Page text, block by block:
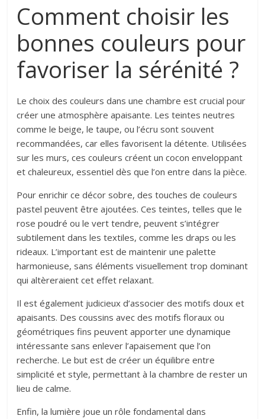
Comment choisir les
bonnes couleurs pour
favoriser la sérénité ?
Le choix des couleurs dans une chambre est crucial pour
créer une atmosphère apaisante. Les teintes neutres
comme le beige, le taupe, ou l’écru sont souvent
recommandées, car elles favorisent la détente. Utilisées
sur les murs, ces couleurs créent un cocon enveloppant
et chaleureux, essentiel dès que l’on entre dans la pièce.
Pour enrichir ce décor sobre, des touches de couleurs
pastel peuvent être ajoutées. Ces teintes, telles que le
rose poudré ou le vert tendre, peuvent s’intégrer
subtilement dans les textiles, comme les draps ou les
rideaux. L’important est de maintenir une palette
harmonieuse, sans éléments visuellement trop dominant
qui altèreraient cet effet relaxant.
Il est également judicieux d’associer des motifs doux et
apaisants. Des coussins avec des motifs floraux ou
géométriques fins peuvent apporter une dynamique
intéressante sans enlever l’apaisement que l’on
recherche. Le but est de créer un équilibre entre
simplicité et style, permettant à la chambre de rester un
lieu de calme.
Enfin, la lumière joue un rôle fondamental dans